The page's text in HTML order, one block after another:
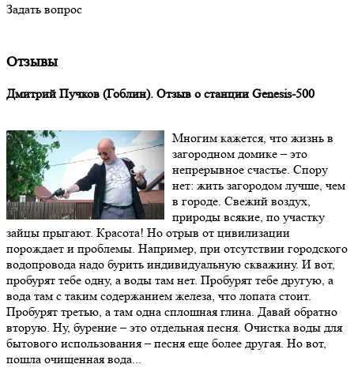
Задать вопрос
Отзывы
Дмитрий Пучков (Гоблин). Отзыв о станции Genesis-500
Многим кажется, что жизнь в
загородном домике – это
непрерывное счастье. Спору
нет: жить загородом лучше, чем
в городе. Свежий воздух,
природы всякие, по участку
зайцы прыгают. Красота! Но отрыв от цивилизации
порождает и проблемы. Например, при отсутствии городского
водопровода надо бурить индивидуальную скважину. И вот,
пробурят тебе одну, а воды там нет. Пробурят тебе другую, а
вода там с таким содержанием железа, что лопата стоит.
Пробурят третью, а там одна сплошная глина. Давай обратно
вторую. Ну, бурение – это отдельная песня. Очистка воды для
бытового использования – песня еще более другая. Но вот,
пошла очищенная вода...